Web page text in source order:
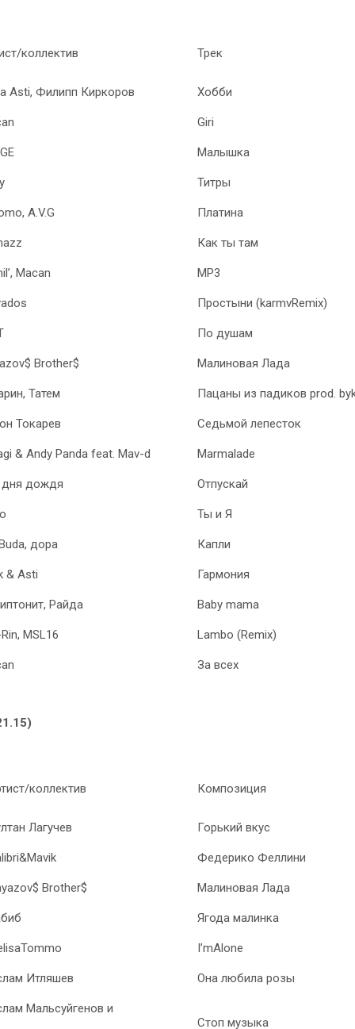
коллектив Трек
Asti, Филипп Киркоров Хобби
Giri
Малышка
Титры
A.V.G Платина
Как ты там
Macan MP3
Простыни (karmvRemix)
По душам
Brother$ Малиновая Лада
Татем Пацаны из падиков prod.
Токарев Седьмой лепесток
& Andy Panda feat. Mav-d Marmalade
дня дождя Отпускай
Ты и Я
дора Капли
& Asti Гармония
Райда Baby mama
MSL16 Lambo (Remix)
За всех
коллектив Композиция
Лагучев Горький вкус
Федерико Феллини
Brother$ Малиновая Лада
Ягода малинка
I’mAlone
Итляшев Она любила розы
Мальсуйгенов и
Стоп музыка